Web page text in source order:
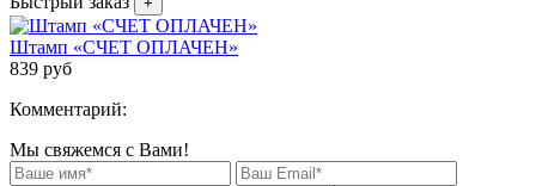
Штамп «СЧЕТ ОПЛАЧЕН»
839 руб
Комментарий:
Мы свяжемся с Вами!